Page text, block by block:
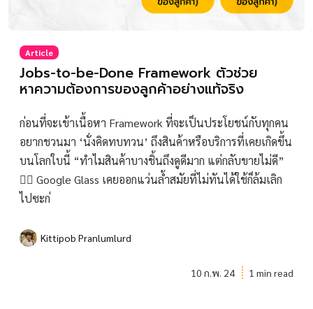
Article
Jobs-to-be-Done Framework ตัวช่วย
หาความต้องการของลูกค้าอย่างแท้จริง
ก่อนที่จะเข้าเนื้อหา Framework ที่จะเป็นประโยชน์กับทุกคน
อยากชวนมา ‘นั่งคิดทบทวน’ ถึงสินค้าหรือบริการที่เคยเกิดขึ้น
บนโลกใบนี้ “ทำไมสินค้าบางชิ้นถึงดูดีมาก แต่กลับขายไม่ดี”
🙅‍♀️ Google Glass เคยออกแว่นล้ำสมัยที่ไม่ทันได้ใช้ก็ล้มเลิก
ไปซะก่
Kittipob Pranlumlurd
10 ก.พ. 24 1 min read